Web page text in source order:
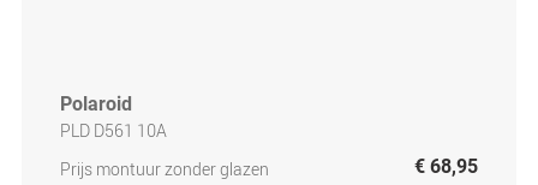
Polaroid
PLD D561 10A
Prijs montuur zonder glazen
€ 68,95